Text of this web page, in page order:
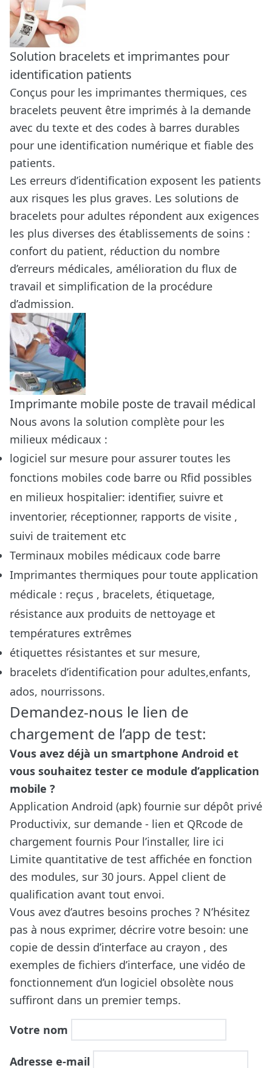
Solution bracelets et imprimantes pour
identification patients
Conçus pour les imprimantes thermiques, ces
bracelets peuvent être imprimés à la demande
avec du texte et des codes à barres durables
pour une identification numérique et fiable des
patients.
Les erreurs d’identification exposent les patients
aux risques les plus graves. Les solutions de
bracelets pour adultes répondent aux exigences
les plus diverses des établissements de soins :
confort du patient, réduction du nombre
d’erreurs médicales, amélioration du flux de
travail et simplification de la procédure
d’admission.
Imprimante mobile poste de travail médical
Nous avons la solution complète pour les
milieux médicaux :
logiciel sur mesure pour assurer toutes les
fonctions mobiles code barre ou Rfid possibles
en milieux hospitalier: identifier, suivre et
inventorier, réceptionner, rapports de visite ,
suivi de traitement etc
Terminaux mobiles médicaux code barre
Imprimantes thermiques pour toute application
médicale : reçus , bracelets, étiquetage,
résistance aux produits de nettoyage et
températures extrêmes
étiquettes résistantes et sur mesure,
bracelets d’identification pour adultes,enfants,
ados, nourrissons.
Demandez-nous le lien de
chargement de l’app de test:
Vous avez déjà un smartphone Android et
vous souhaitez tester ce module d’application
mobile ?
Application Android (apk) fournie sur dépôt privé
Productivix, sur demande - lien et QRcode de
chargement fournis Pour l’installer, lire ici
Limite quantitative de test affichée en fonction
des modules, sur 30 jours. Appel client de
qualification avant tout envoi.
Vous avez d’autres besoins proches ? N’hésitez
pas à nous exprimer, décrire votre besoin: une
copie de dessin d’interface au crayon , des
exemples de fichiers d’interface, une vidéo de
fonctionnement d’un logiciel obsolète nous
suffiront dans un premier temps.
Votre nom
Adresse e-mail